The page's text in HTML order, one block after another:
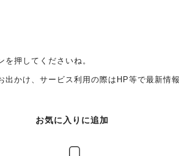
押してくださいね。
かけ、サービス利用の際はHP等で最新情
お気に入りに追加